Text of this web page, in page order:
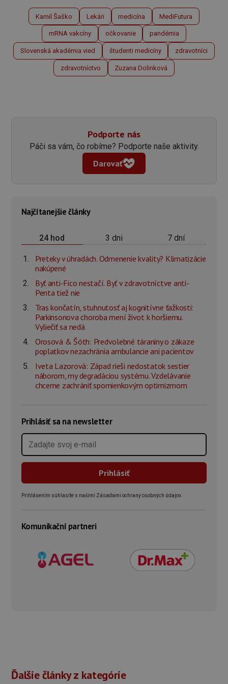
Kamil Šaško Lekári medicína MediFutura
mRNA vakcíny očkovanie pandémia
Slovenská akadémia vied študenti medicíny zdravotníci
zdravotníctvo Zuzana Dolinková
Podporte nás
Páči sa vám, čo robíme? Podporte naše aktivity.
Darovať
Najčítanejšie články
24 hod 3 dni 7 dní
Preteky v úhradách. Odmenenie kvality? Klimatizácie
nakúpené
Byť anti-Fico nestačí. Byť v zdravotníctve anti-
Penta tiež nie
Tras končatín, stuhnutosť aj kognitívne ťažkosti:
Parkinsonova choroba mení život k horšiemu.
Vyliečiť sa nedá
Orosová & Šóth: Predvolebné táraniny o zákaze
poplatkov nezachránia ambulancie ani pacientov
Iveta Lazorová: Západ rieši nedostatok sestier
náborom, my degradáciou systému. Vzdelávanie
chceme zachrániť spomienkovým optimizmom
Prihlásiť sa na newsletter
Prihlásením súhlasíte s našimi Zásadami ochrany osobných údajov.
Komunikační partneri
Ďalšie články z kategórie